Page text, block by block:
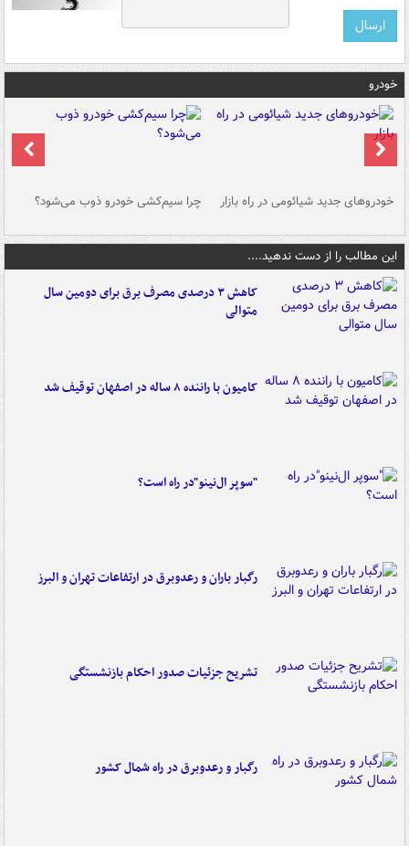
خودرو
خودروهای جدید شیائومی در راه بازار چرا سیم‌کشی خودرو ذوب می‌شود؟
این مطالب را از دست ندهید....
کاهش ۳ درصدی مصرف برق برای دومین سال
متوالی
کامیون با راننده ۸ ساله در اصفهان توقیف شد
"سوپر ال‌نینو"در راه است؟
رگبار باران و رعدوبرق در ارتفاعات تهران و البرز
تشریح جزئیات صدور احکام بازنشستگی
رگبار و رعدوبرق در راه شمال کشور